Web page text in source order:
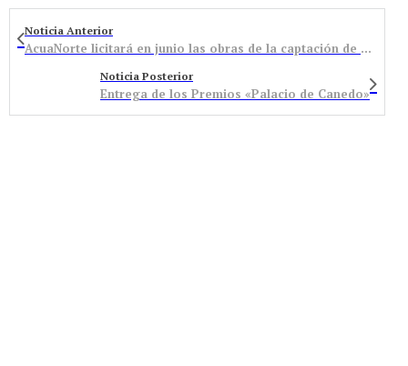
Noticia Anterior
AcuaNorte licitará en junio las obras de la captación de Bárcena
Noticia Posterior
Entrega de los Premios «Palacio de Canedo»